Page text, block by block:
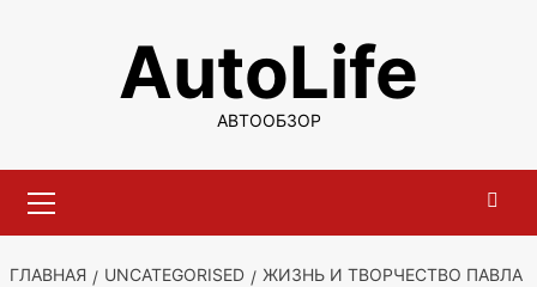
содержимомуAutoLife
АВТООБЗОР
меню
ГЛАВНАЯ UNCATEGORISED
ЖИЗНЬ И ТВОРЧЕСТВО ПАВЛА